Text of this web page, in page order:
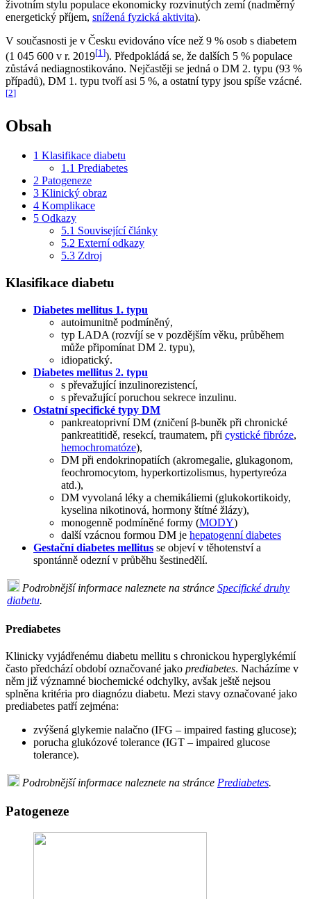
životním stylu populace ekonomicky rozvinutých zemí (nadměrný
energetický příjem, snížená fyzická aktivita).
V současnosti je v Česku evidováno více než 9 % osob s diabetem
(1 045 600 v r. 2019[1 ]). Předpokládá se, že dalších 5 % populace
zůstává nediagnostikováno. Nejčastěji se jedná o DM 2. typu (93 %
případů), DM 1. typu tvoří asi 5 %, a ostatní typy jsou spíše vzácné.
[2]
Obsah
1 Klasifikace diabetu
1.1 Prediabetes
2 Patogeneze
3 Klinický obraz
4 Komplikace
5 Odkazy
5.1 Související články
5.2 Externí odkazy
5.3 Zdroj
Klasifikace diabetu
Diabetes mellitus 1. typu
autoimunitně podmíněný,
typ LADA (rozvíjí se v pozdějším věku, průběhem
může připomínat DM 2. typu),
idiopatický.
Diabetes mellitus 2. typu
s převažující inzulinorezistencí,
s převažující poruchou sekrece inzulinu.
Ostatní specifické typy DM
pankreatoprivní DM (zničení β-buněk při chronické
pankreatitidě, resekcí, traumatem, při cystické fibróze,
hemochromatóze),
DM při endokrinopatiích (akromegalie, glukagonom,
feochromocytom, hyperkortizolismus, hypertyreóza
atd.),
DM vyvolaná léky a chemikáliemi (glukokortikoidy,
kyselina nikotinová, hormony štítné žlázy),
monogenně podmíněné formy (MODY)
další vzácnou formou DM je hepatogenní diabetes
Gestační diabetes mellitus se objeví v těhotenství a
spontánně odezní v průběhu šestinedělí.
Podrobnější informace naleznete na stránce Specifické druhy
diabetu.
Prediabetes
Klinicky vyjádřenému diabetu mellitu s chronickou hyperglykémií
často předchází období označované jako prediabetes. Nacházíme v
něm již významné biochemické odchylky, avšak ještě nejsou
splněna kritéria pro diagnózu diabetu. Mezi stavy označované jako
prediabetes patří zejména:
zvýšená glykemie nalačno (IFG – impaired fasting glucose);
porucha glukózové tolerance (IGT – impaired glucose
tolerance).
Podrobnější informace naleznete na stránce Prediabetes.
Patogeneze